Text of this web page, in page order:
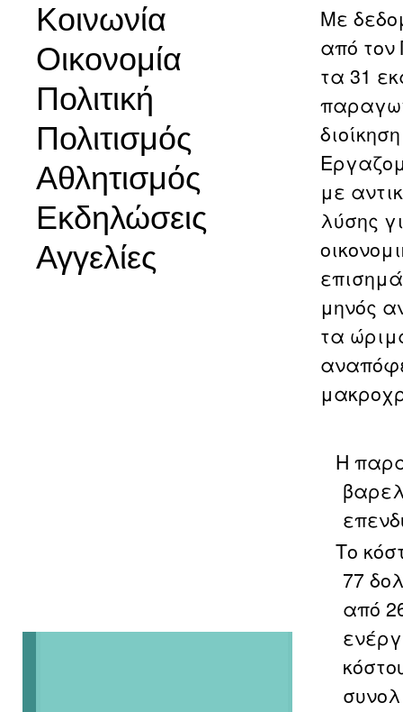
Κοινωνία
Οικονομία
Πολιτική
Πολιτισμός
Αθλητισμός
Εκδηλώσεις
Αγγελίες
Με
από τον
τα 31
με
λύσης
μηνός
τα
Η
Το
77
από